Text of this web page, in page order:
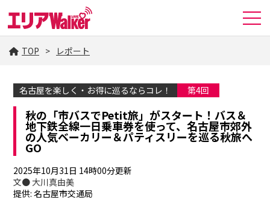
TOP レポート
名古屋を楽しく・お得に巡るならコレ！ 第4回
秋の「市バスでPetit旅」がスタート！バス＆
地下鉄全線一日乗車券を使って、名古屋市郊外
の人気ベーカリー＆パティスリーを巡る秋旅へ
GO
2025年10月31日 14時00分更新
文● 大川真由美
提供: 名古屋市交通局